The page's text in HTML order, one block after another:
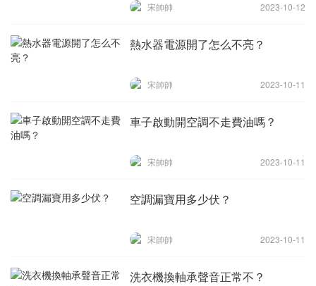
宋帥帥 2023-10-12
熱水器電源開了怎么不亮？
宋帥帥 2023-10-11
車子啟動開空調不走費油嗎？
宋帥帥 2023-10-11
空調漏寶用多少伏？
宋帥帥 2023-10-11
洗衣機換軸承聲音正常不？